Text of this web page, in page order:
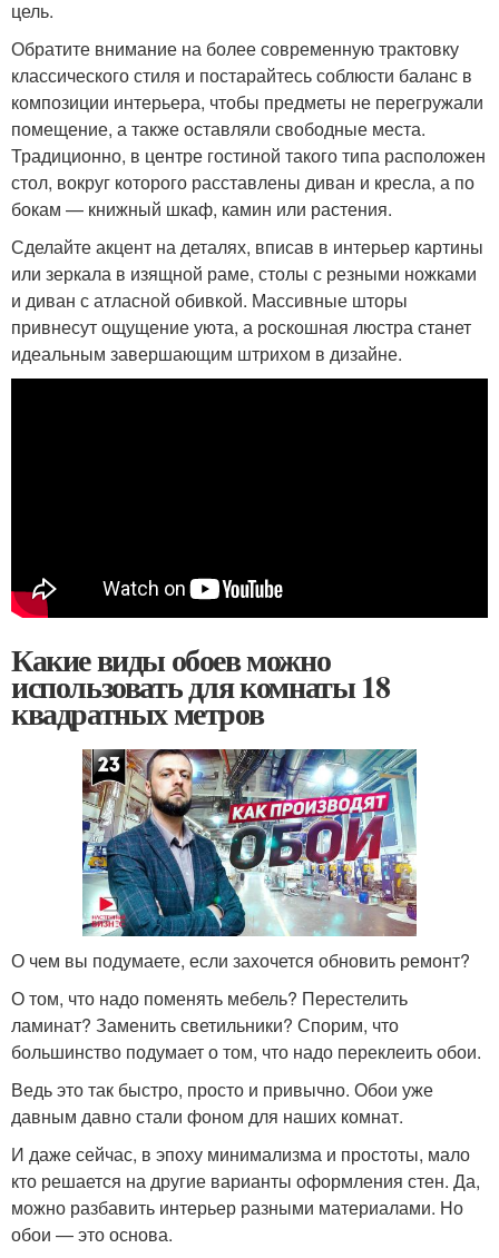
цель.
Обратите внимание на более современную трактовку
классического стиля и постарайтесь соблюсти баланс в
композиции интерьера, чтобы предметы не перегружали
помещение, а также оставляли свободные места.
Традиционно, в центре гостиной такого типа расположен
стол, вокруг которого расставлены диван и кресла, а по
бокам — книжный шкаф, камин или растения.
Сделайте акцент на деталях, вписав в интерьер картины
или зеркала в изящной раме, столы с резными ножками
и диван с атласной обивкой. Массивные шторы
привнесут ощущение уюта, а роскошная люстра станет
идеальным завершающим штрихом в дизайне.
Какие виды обоев можно
использовать для комнаты 18
квадратных метров
О чем вы подумаете, если захочется обновить ремонт?
О том, что надо поменять мебель? Перестелить
ламинат? Заменить светильники? Спорим, что
большинство подумает о том, что надо переклеить обои.
Ведь это так быстро, просто и привычно. Обои уже
давным давно стали фоном для наших комнат.
И даже сейчас, в эпоху минимализма и простоты, мало
кто решается на другие варианты оформления стен. Да,
можно разбавить интерьер разными материалами. Но
обои — это основа.